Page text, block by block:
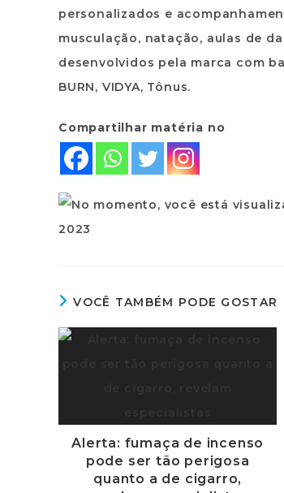
personalizados e
musculação, natação, aulas de
desenvolvidos pela marca com
BURN, VIDYA, Tônus.
Compartilhar matéria no
VOCÊ TAMBÉM PODE GOSTAR
Alerta: fumaça de incenso
pode ser tão perigosa
quanto a de cigarro,